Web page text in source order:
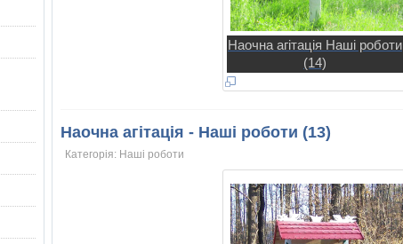
Наочна агітація Наші роботи
(14)
Наочна агітація - Наші роботи (13)
Категорія: Нашi роботи